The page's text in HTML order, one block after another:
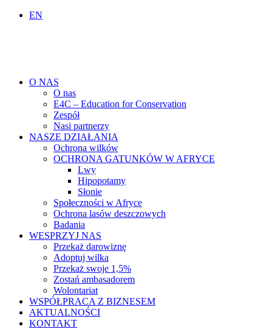
EN
O NAS
O nas
E4C – Education for Conservation
Zespół
Nasi partnerzy
NASZE DZIAŁANIA
Ochrona wilków
OCHRONA GATUNKÓW W AFRYCE
Lwy
Hipopotamy
Słonie
Społeczności w Afryce
Ochrona lasów deszczowych
Badania
WESPRZYJ NAS
Przekaż darowiznę
Adoptuj wilka
Przekaż swoje 1,5%
Zostań ambasadorem
Wolontariat
WSPÓŁPRACA Z BIZNESEM
AKTUALNOŚCI
KONTAKT